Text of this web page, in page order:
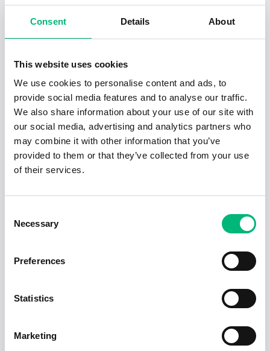
Consent Details About
This website uses cookies
We use cookies to personalise content and ads, to
provide social media features and to analyse our traffic.
We also share information about your use of our site with
our social media, advertising and analytics partners who
may combine it with other information that you’ve
provided to them or that they’ve collected from your use
of their services.
Selection
Necessary
Preferences
Statistics
Marketing
GLOBAL SYSTEM ENGINEER - AXELENT AB
FSK Group AB
Senaste publiceringarna i Jobbnytt
Visa fler artiklar